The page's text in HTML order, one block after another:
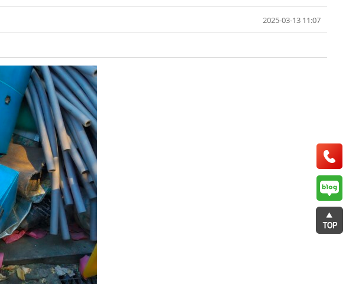
2025-03-13 11:07